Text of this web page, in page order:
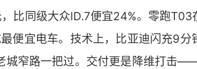
比同级大众ID.7便宜24%。零跑T03
便宜电车。技术上，比亚迪闪充9分
城窄路一把过。交付更是降维打击